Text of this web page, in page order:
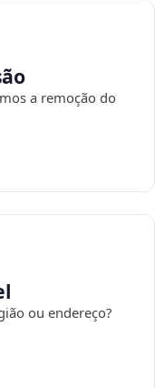
a remoção do
ou endereço?